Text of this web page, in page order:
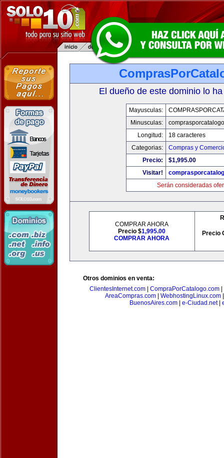
El dueño de este dominio lo
Mayusculas:
Minusculas:
Longitud:
18 caracteres
Categorias:
Compras y
Precio:
$1,995.00
Visitar!
Serán consideradas
COMPRAR AHORA
Precio $1,995.00
COMPRAR AHORA
Precio
Otros dominios en venta:
ClientesInternet.com
CompraPorCatalogo.com
AreaCompras.com| WebhostingLinux.com
BuenosAires.com
e-Ciudad.net|